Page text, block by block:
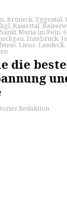
, Bruneck, Eggental,
, Kaisertal,
Sankt Maria im Pein,
, Innsbruck,
, Lienz, Landeck,
die
Redaktion